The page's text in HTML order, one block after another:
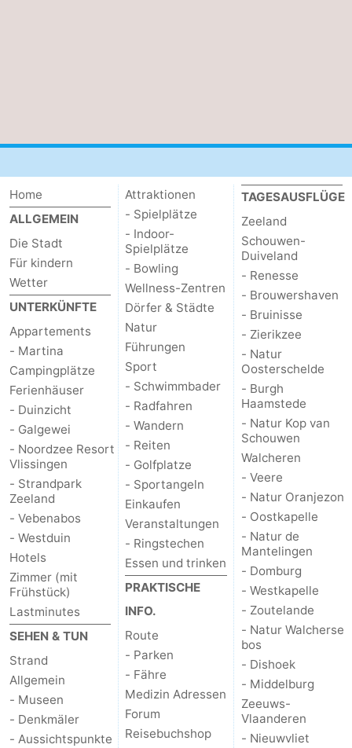
Home
ALLGEMEIN
Die Stadt
Für kindern
Wetter
UNTERKÜNFTE
Appartements
- Martina
Campingplätze
Ferienhäuser
- Duinzicht
- Galgewei
- Noordzee Resort
Vlissingen
- Strandpark
Zeeland
- Vebenabos
- Westduin
Hotels
Zimmer (mit
Frühstück)
Lastminutes
SEHEN & TUN
Strand
Allgemein
- Museen
- Denkmäler
- Aussichtspunkte
Attraktionen
- Spielplätze
- Indoor-
Spielplätze
- Bowling
Wellness-Zentren
Dörfer & Städte
Natur
Führungen
Sport
- Schwimmbader
- Radfahren
- Wandern
- Reiten
- Golfplatze
- Sportangeln
Einkaufen
Veranstaltungen
- Ringstechen
Essen und trinken
PRAKTISCHE
INFO.
Route
- Parken
- Fähre
Medizin Adressen
Forum
Reisebuchshop
TAGESAUSFLÜGE
Zeeland
Schouwen-
Duiveland
- Renesse
- Brouwershaven
- Bruinisse
- Zierikzee
- Natur
Oosterschelde
- Burgh
Haamstede
- Natur Kop van
Schouwen
Walcheren
- Veere
- Natur Oranjezon
- Oostkapelle
- Natur de
Mantelingen
- Domburg
- Westkapelle
- Zoutelande
- Natur Walcherse
bos
- Dishoek
- Middelburg
Zeeuws-
Vlaanderen
- Nieuwvliet